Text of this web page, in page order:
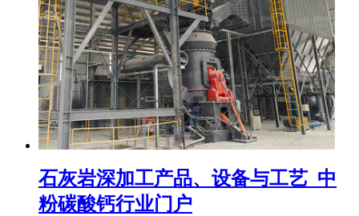
石灰岩深加工产品、设备与工艺_中
粉碳酸钙行业门户